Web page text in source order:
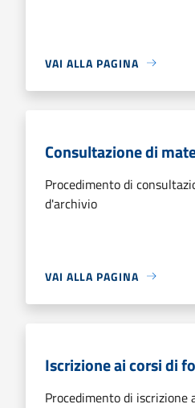
VAI ALLA PAGINA
Consultazione di
Procedimento di
d'archivio
VAI ALLA PAGINA
Iscrizione ai corsi di
Procedimento di iscrizione